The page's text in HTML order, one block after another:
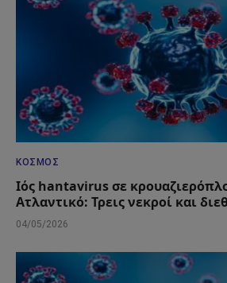
ΚΌΣΜΟΣ
Ιός hantavirus σε
Ατλαντικό: Τρεις νεκροί και
04/05/2026